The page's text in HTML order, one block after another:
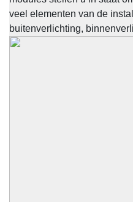
veel elementen van de
buitenverlichting,